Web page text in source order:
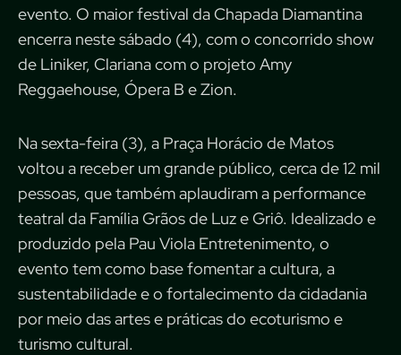
evento. O maior festival da Chapada Diamantina
encerra neste sábado (4), com o concorrido show
de Liniker, Clariana com o projeto Amy
Reggaehouse, Ópera B e Zion.
Na sexta-feira (3), a Praça Horácio de Matos
voltou a receber um grande público, cerca de 12 mil
pessoas, que também aplaudiram a performance
teatral da Família Grãos de Luz e Griô. Idealizado e
produzido pela Pau Viola Entretenimento, o
evento tem como base fomentar a cultura, a
sustentabilidade e o fortalecimento da cidadania
por meio das artes e práticas do ecoturismo e
turismo cultural.